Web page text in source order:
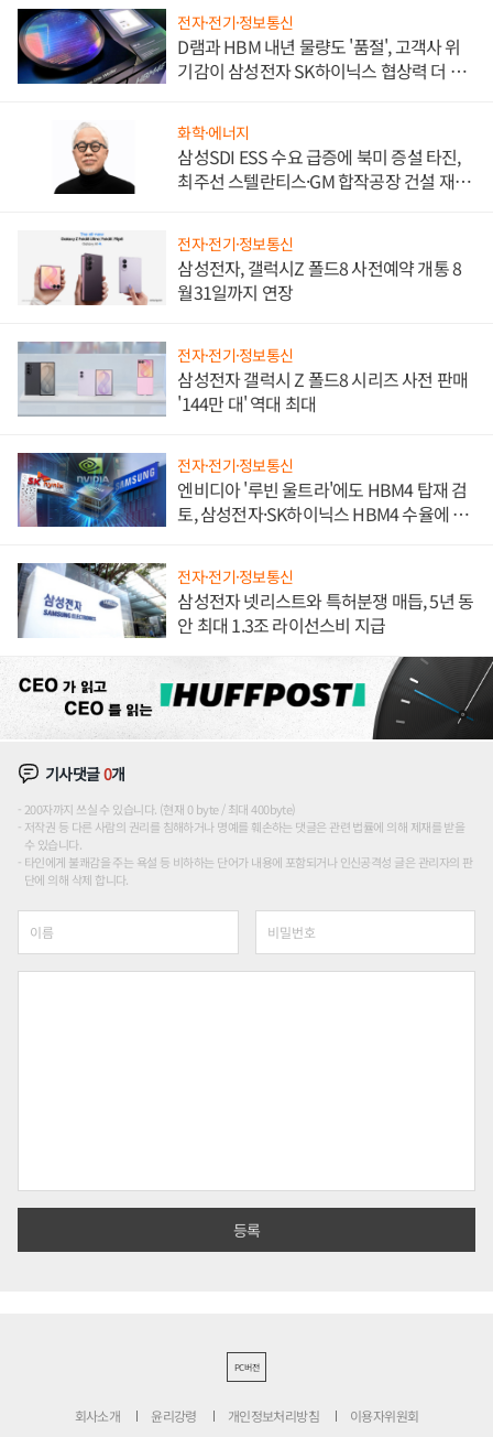
전자·전기·정보통신
D램과 HBM 내년 물량도 '품절', 고객사 위
기감이 삼성전자 SK하이닉스 협상력 더 키
화학·에너지
삼성SDI ESS 수요 급증에 북미 증설 타진,
최주선 스텔란티스·GM 합작공장 건설 재추
전자·전기·정보통신
삼성전자, 갤럭시Z 폴드8 사전예약 개통 8
월31일까지 연장
전자·전기·정보통신
삼성전자 갤럭시 Z 폴드8 시리즈 사전 판매
'144만 대' 역대 최대
전자·전기·정보통신
엔비디아 '루빈 울트라'에도 HBM4 탑재 검
토, 삼성전자·SK하이닉스 HBM4 수율에 주
전자·전기·정보통신
삼성전자 넷리스트와 특허분쟁 매듭, 5년 동
안 최대 1.3조 라이선스비 지급
기사댓글0개
200자까지 쓰실 수 있습니다. (현재 0 byte / 최대 400byte)
저작권 등 다른 사람의 권리를 침해하거나 명예를 훼손하는 댓글은 관련 법률에 의해 제재를 받을
수 있습니다.
타인에게 불쾌감을 주는 욕설 등 비하하는 단어가 내용에 포함되거나 인신공격성 글은 관리자의 판
단에 의해 삭제 합니다.
PC버전
회사소개 윤리강령 개인정보처리방침 이용자위원회